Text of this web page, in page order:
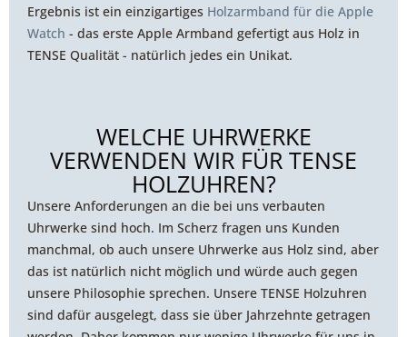
Ergebnis ist ein einzigartiges Holzarmband für die Apple
Watch - das erste Apple Armband gefertigt aus Holz in
TENSE Qualität - natürlich jedes ein Unikat.
WELCHE UHRWERKE
VERWENDEN WIR FÜR TENSE
HOLZUHREN?
Unsere Anforderungen an die bei uns verbauten
Uhrwerke sind hoch. Im Scherz fragen uns Kunden
manchmal, ob auch unsere Uhrwerke aus Holz sind, aber
das ist natürlich nicht möglich und würde auch gegen
unsere Philosophie sprechen. Unsere TENSE Holzuhren
sind dafür ausgelegt, dass sie über Jahrzehnte getragen